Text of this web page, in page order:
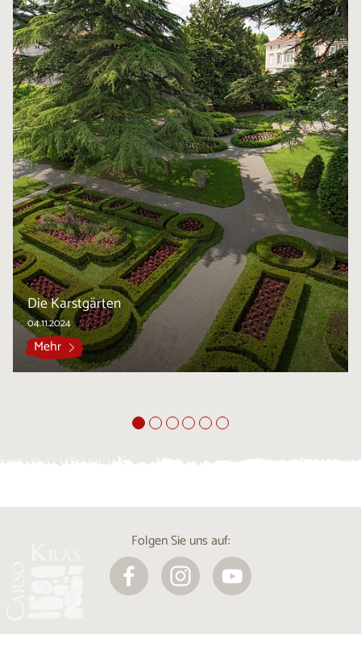
Die Karstgärten
04.11.2024
Mehr
Folgen Sie uns auf: